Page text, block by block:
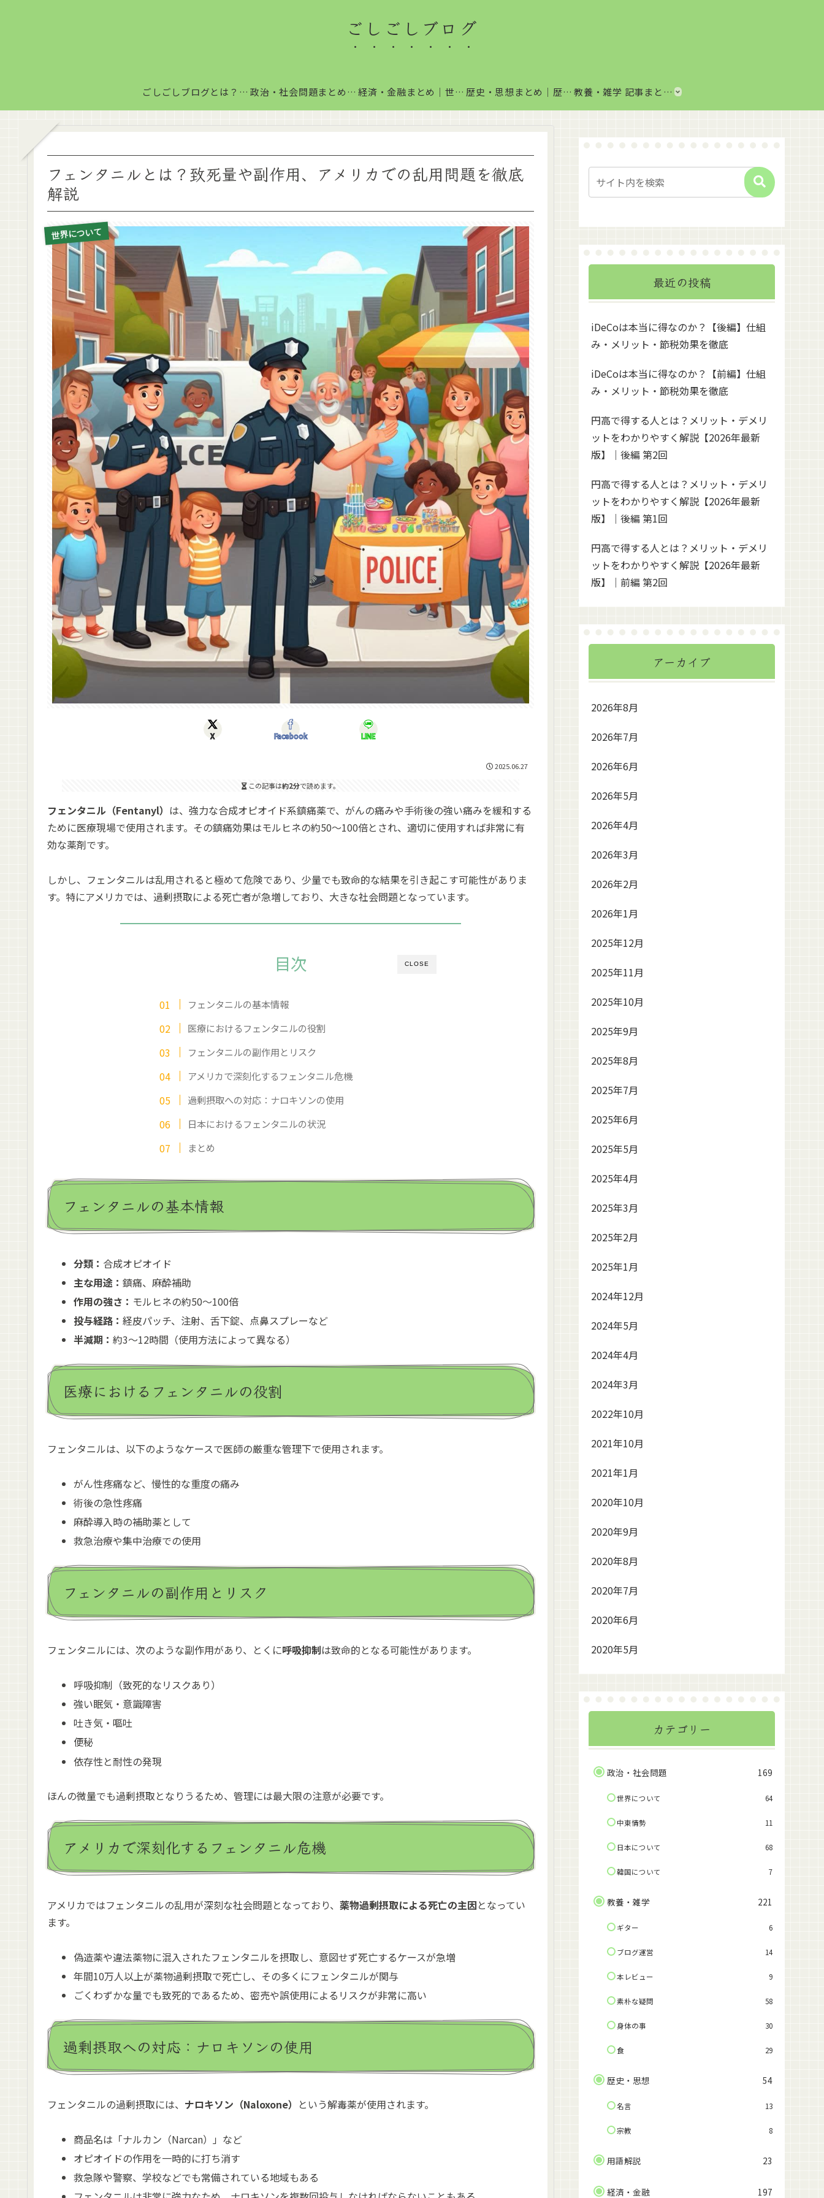
ごしごしブログ
ごしごしブログとは？毎日がちょっと楽しくなる情報発信サイト 政治・社会問題まとめ｜国内政治・国際情勢をわかりやすく解説 経済・金融まとめ｜世界経済・金融市場をわかりやすく解説 歴史・思想まとめ｜歴史上の出来事や思想・哲学をわかりやすく解説 教養・雑学 記事まとめ｜音楽、科学、社会の豆知識をわかりやすく解説
フェンタニルとは？致死量や副作用、アメリカでの乱用問題を徹底
解説
世界について
X Facebook LINE
2025.06.27
この記事は約2分で読めます。
フェンタニル（Fentanyl） は、強力な合成オピオイド系鎮痛薬で、がんの痛みや手術後の強い痛みを緩和する
ために医療現場で使用されます。その鎮痛効果はモルヒネの約50〜100倍とされ、適切に使用すれば非常に有
効な薬剤です。
しかし、フェンタニルは乱用されると極めて危険であり、少量でも致命的な結果を引き起こす可能性がありま
す。特にアメリカでは、過剰摂取による死亡者が急増しており、大きな社会問題となっています。
CLOSE
目次
フェンタニルの基本情報
医療におけるフェンタニルの役割
フェンタニルの副作用とリスク
アメリカで深刻化するフェンタニル危機
過剰摂取への対応：ナロキソンの使用
日本におけるフェンタニルの状況
まとめ
フェンタニルの基本情報
分類： 合成オピオイド
主な用途：鎮痛、麻酔補助
作用の強さ： モルヒネの約50〜100倍
投与経路：経皮パッチ、注射、舌下錠、点鼻スプレーなど
半減期：約3〜12時間（使用方法によって異なる）
医療におけるフェンタニルの役割
フェンタニルは、以下のようなケースで医師の厳重な管理下で使用されます。
がん性疼痛など、慢性的な重度の痛み
術後の急性疼痛
麻酔導入時の補助薬として
救急治療や集中治療での使用
フェンタニルの副作用とリスク
フェンタニルには、次のような副作用があり、とくに呼吸抑制は致命的となる可能性があります。
呼吸抑制（致死的なリスクあり）
強い眠気・意識障害
吐き気・嘔吐
便秘
依存性と耐性の発現
ほんの微量でも過剰摂取となりうるため、管理には最大限の注意が必要です。
アメリカで深刻化するフェンタニル危機
アメリカではフェンタニルの乱用が深刻な社会問題となっており、 薬物過剰摂取による死亡の主因となってい
ます。
偽造薬や違法薬物に混入されたフェンタニルを摂取し、意図せず死亡するケースが急増
年間10万人以上が薬物過剰摂取で死亡し、その多くにフェンタニルが関与
ごくわずかな量でも致死的であるため、密売や誤使用によるリスクが非常に高い
過剰摂取への対応：ナロキソンの使用
フェンタニルの過剰摂取には、 ナロキソン（Naloxone） という解毒薬が使用されます。
商品名は「ナルカン（Narcan）」など
オピオイドの作用を一時的に打ち消す
救急隊や警察、学校などでも常備されている地域もある
最近の投稿
iDeCoは本当に得なのか？【後編】仕組
み・メリット・節税効果を徹底
iDeCoは本当に得なのか？【前編】仕組
み・メリット・節税効果を徹底
円高で得する人とは？メリット・デメリ
ットをわかりやすく解説【2026年最新
版】｜後編 第2回
円高で得する人とは？メリット・デメリ
ットをわかりやすく解説【2026年最新
版】｜後編 第1回
円高で得する人とは？メリット・デメリ
ットをわかりやすく解説【2026年最新
版】｜前編 第2回
アーカイブ
2026年8月
2026年7月
2026年6月
2026年5月
2026年4月
2026年3月
2026年2月
2026年1月
2025年12月
2025年11月
2025年10月
2025年9月
2025年8月
2025年7月
2025年6月
2025年5月
2025年4月
2025年3月
2025年2月
2025年1月
2024年12月
2024年5月
2024年4月
2024年3月
2022年10月
2021年10月
2021年1月
2020年10月
2020年9月
2020年8月
2020年7月
2020年6月
2020年5月
カテゴリー
政治・社会問題 169
世界について 64
中東情勢 11
日本について 68
韓国について 7
教養・雑学 221
ギター 6
ブログ運営 14
本レビュー 9
素朴な疑問 58
身体の事 30
食 29
歴史・思想 54
名言 13
宗教 8
用語解説 23
経済・金融 197